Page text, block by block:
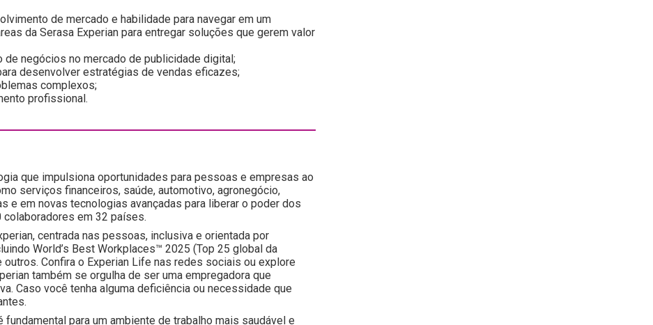
de mercado e habilidade para navegar em um
da Serasa Experian para entregar soluções que gerem valor
negócios no mercado de publicidade digital;
desenvolver estratégias de vendas eficazes;
complexos;
profissional.
que impulsiona oportunidades para pessoas e empresas ao
serviços financeiros, saúde, automotivo, agronegócio,
e em novas tecnologias avançadas para liberar o poder dos
em 32 países.
centrada nas pessoas, inclusiva e orientada por
World’s Best Workplaces™ 2025 (Top 25 global da
Confira o Experian Life nas redes sociais ou explore
também se orgulha de ser uma empregadora que
Caso você tenha alguma deficiência ou necessidade que
para um ambiente de trabalho mais saudável e